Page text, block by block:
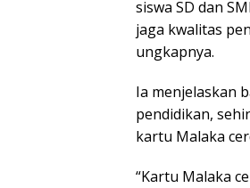
siswa SD dan
jaga kwalitas
ungkapnya.
Ia menjelaskan
pendidikan,
kartu Malaka
“Kartu Malaka